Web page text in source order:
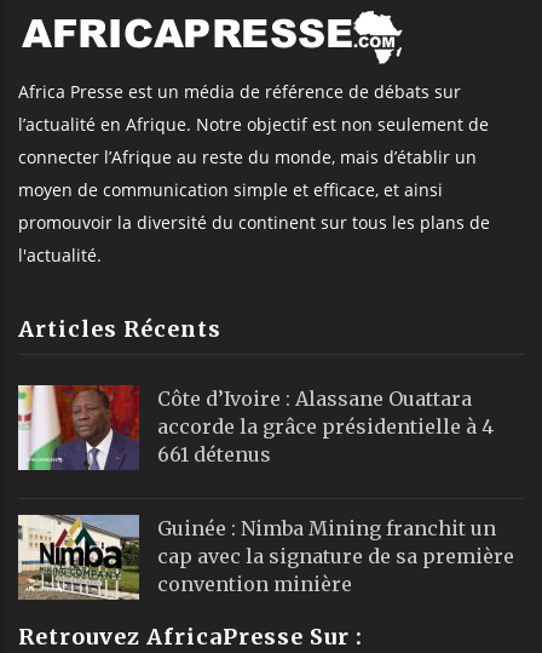
Africa Presse est un média de référence de débats sur
l’actualité en Afrique. Notre objectif est non seulement de
connecter l’Afrique au reste du monde, mais d’établir un
moyen de communication simple et efficace, et ainsi
promouvoir la diversité du continent sur tous les plans de
l'actualité.
Articles Récents
Côte d’Ivoire : Alassane Ouattara
accorde la grâce présidentielle à 4
661 détenus
Guinée : Nimba Mining franchit un
cap avec la signature de sa première
convention minière
Retrouvez AfricaPresse Sur :